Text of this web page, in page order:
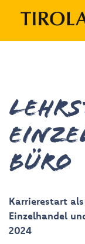
Büro
Karrierestart
Einzelhandel
2024